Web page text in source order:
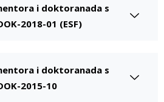
i doktoranada s
2018-01 (ESF)
i doktoranada s
2015-10